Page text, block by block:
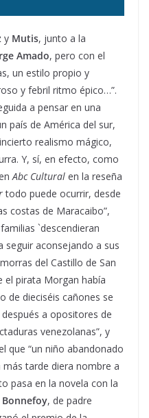
y Mutis, junto a la
Amado, pero con el
un estilo propio y
y febril ritmo épico…”.
a pensar en una
país de América del sur,
realismo mágico,
Y, sí, en efecto, como
Abc Cultural en la reseña
todo puede ocurrir, desde
costas de Maracaibo”,
`descendieran
seguir aconsejando a sus
del Castillo de San
el pirata Morgan había
de dieciséis cañones se
a opositores de
venezolanas”, y
que “un niño abandonado
más tarde diera nombre a
pasa en la novela con la
, de padre